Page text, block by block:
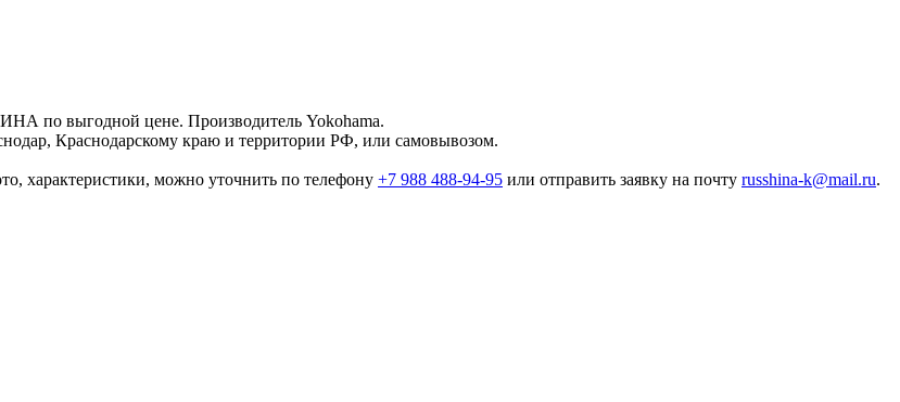
по выгодной цене. Производитель Yokohama.
Краснодарскому краю и территории РФ, или самовывозом.
характеристики, можно уточнить по телефону +7 988 488-94-95 или отправить заявку на почту russhina-k@mail.ru.